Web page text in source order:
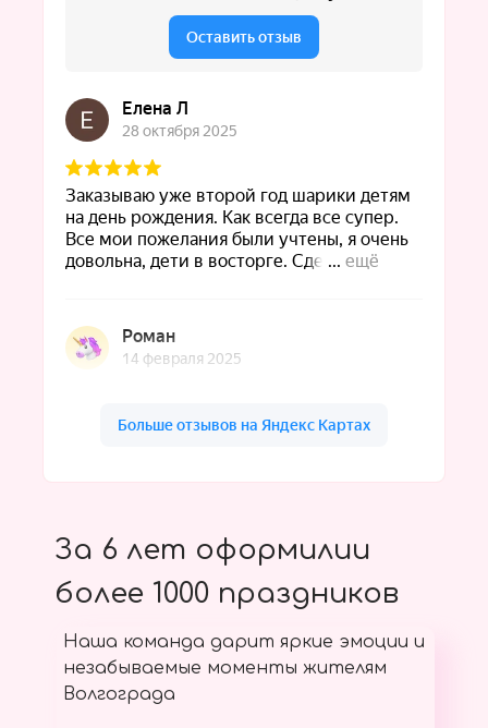
За 6 лет оформилии
более 1000 праздников
Наша команда дарит яркие эмоции и
незабываемые моменты жителям
Волгограда